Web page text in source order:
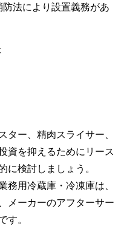
法により設置義務があ
ター、精肉スライサー、
資を抑えるためにリース
に検討しましょう。
務用冷蔵庫・冷凍庫は、
メーカーのアフターサー
す。